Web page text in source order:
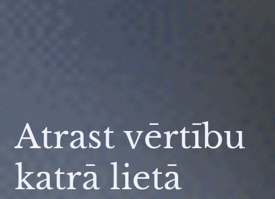
Atrast vērtību
katrā lietā